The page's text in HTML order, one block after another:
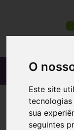
O
Este site
sua
seguintes